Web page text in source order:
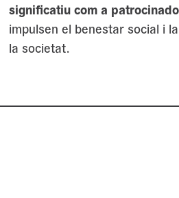
significatiu com a
impulsen el benestar social i
la societat.